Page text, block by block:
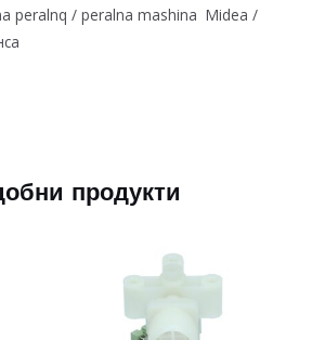
peralnq / peralna mashina Midea /
продукти